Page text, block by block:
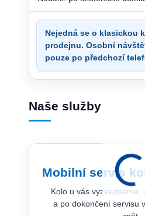
Nejedná se o klasickou
prodejnu. Osobní
pouze po předchozí
Naše služby
Mobilní servis
Kolo u vás vyzvedneme,
a po dokončení servisu